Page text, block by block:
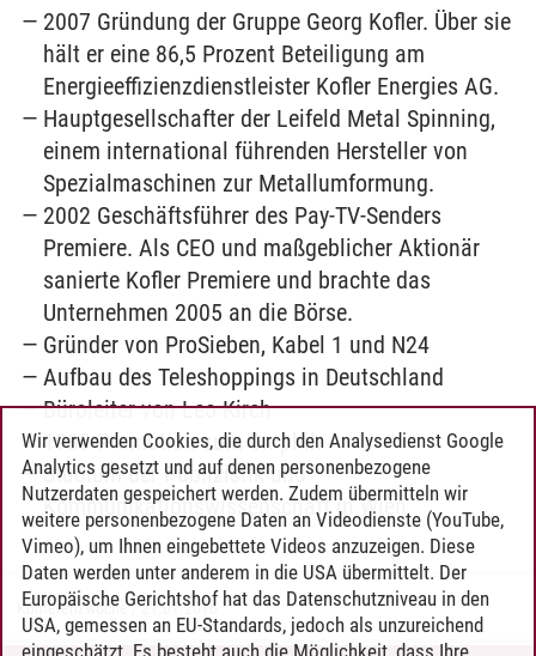
2007 Gründung der Gruppe Georg Kofler. Über sie
hält er eine 86,5 Prozent Beteiligung am
Energieeffizienzdienstleister Kofler Energies AG.
Hauptgesellschafter der Leifeld Metal Spinning,
einem international führenden Hersteller von
Spezialmaschinen zur Metallumformung.
2002 Geschäftsführer des Pay-TV-Senders
Premiere. Als CEO und maßgeblicher Aktionär
sanierte Kofler Premiere und brachte das
Unternehmen 2005 an die Börse.
Gründer von ProSieben, Kabel 1 und N24
Aufbau des Teleshoppings in Deutschland
Büroleiter von Leo Kirch
1983 Promotion zum Dr. phil.
Studium der Publizistik und
Kommunikationswissenschaft in Wien
Konferenzwoche/21.01.2016
Wir verwenden Cookies, die durch den Analysedienst Google
Analytics gesetzt und auf denen personenbezogene
Nutzerdaten gespeichert werden. Zudem übermitteln wir
weitere personenbezogene Daten an Videodienste (YouTube,
Vimeo), um Ihnen eingebettete Videos anzuzeigen. Diese
Daten werden unter anderem in die USA übermittelt. Der
Europäische Gerichtshof hat das Datenschutzniveau in den
USA, gemessen an EU-Standards, jedoch als unzureichend
eingeschätzt. Es besteht auch die Möglichkeit, dass Ihre